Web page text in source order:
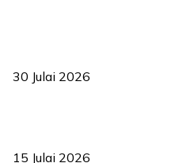
30 Julai 2026
15 Julai 2026